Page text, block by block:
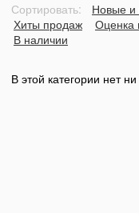
Сортировать: Новые и
Хиты продаж
Оценка
В наличии
В этой категории нет